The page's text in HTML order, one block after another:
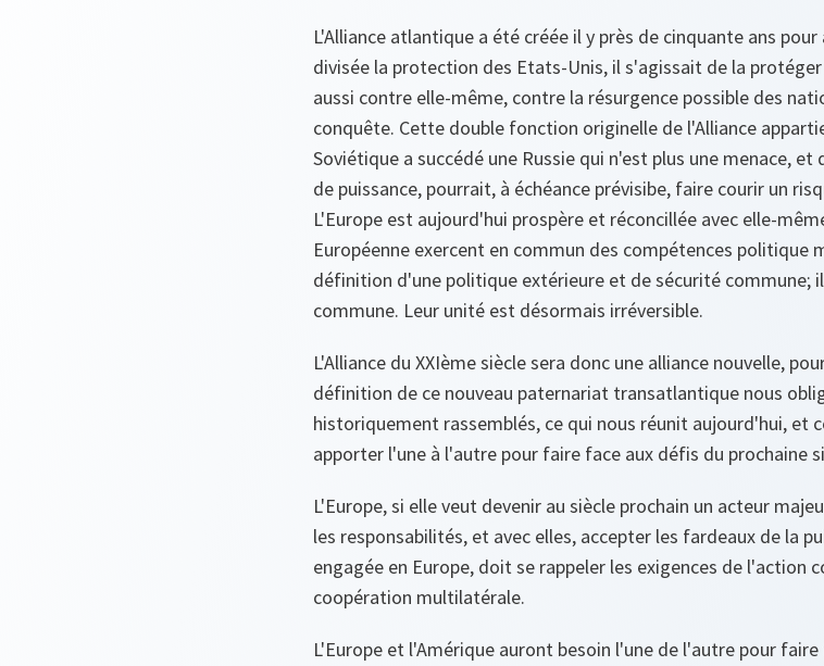
L'Alliance atlantique a été créée il y près de cinquante ans
divisée la protection des Etats-Unis, il s'agissait de la
aussi contre elle-même, contre la résurgence possible des
conquête. Cette double fonction originelle de l'Alliance
Soviétique a succédé une Russie qui n'est plus une menace,
de puissance, pourrait, à échéance prévisibe, faire courir un
L'Europe est aujourd'hui prospère et réconcillée avec elle-
Européenne exercent en commun des compétences politique
définition d'une politique extérieure et de sécurité commune;
commune. Leur unité est désormais irréversible.
L'Alliance du XXIème siècle sera donc une alliance nouvelle,
définition de ce nouveau paternariat transatlantique nous
historiquement rassemblés, ce qui nous réunit aujourd'hui, et
apporter l'une à l'autre pour faire face aux défis du prochaine
L'Europe, si elle veut devenir au siècle prochain un acteur
les responsabilités, et avec elles, accepter les fardeaux de la
engagée en Europe, doit se rappeler les exigences de l'action
coopération multilatérale.
L'Europe et l'Amérique auront besoin l'une de l'autre pour